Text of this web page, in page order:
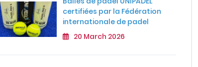
certifiées par la Fédération
internationale de padel
20 March 2026